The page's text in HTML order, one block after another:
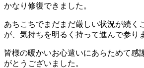
かなり修復できました。
あちこちでまだまだ厳しい状況が続く
が、気持ちを明るく持って進んで参り
皆様の暖かいお心遣いにあらためて感
がとうございました。